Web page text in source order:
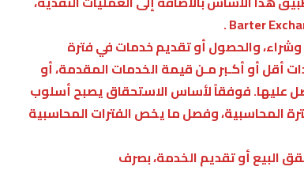
والحصول أو تقديم خدمات في فترة
أقل أو أكـبر مـن قيمة الخدمات المقدمة، أو
عليها. فوفقاً لأساس الاستحقاق يصبح أسلوب
المحاسبية، وفصل ما يخص الفترات المحاسبية
البيع أو تقديم الخدمة، بصرف